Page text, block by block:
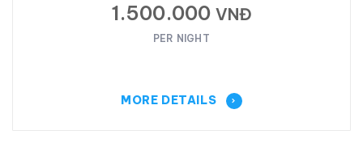
1.500.000 VNĐ
PER NIGHT
MORE DETAILS